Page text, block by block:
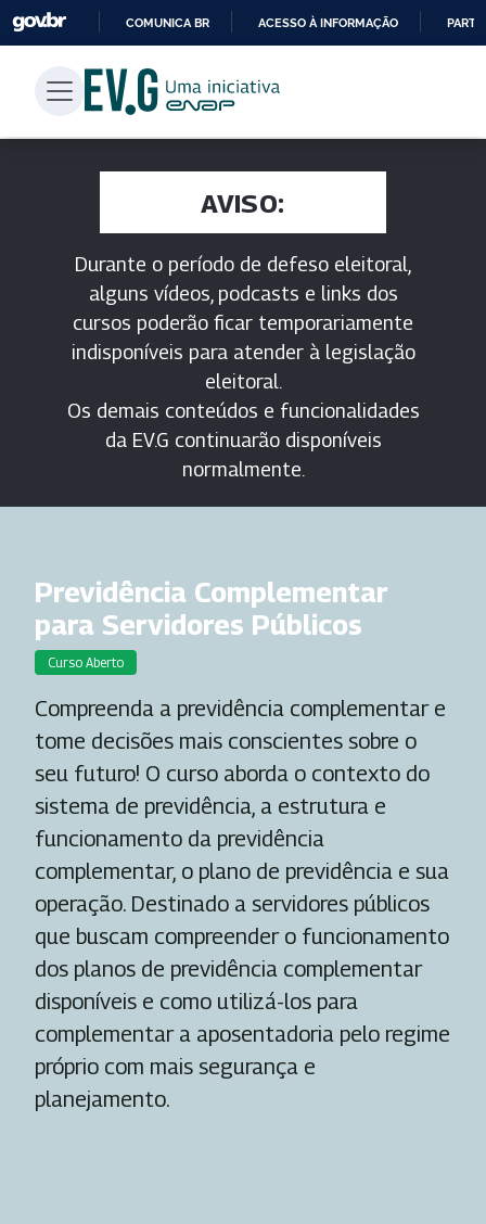
PARA
CONTEÚDO
COMUNICA BR ACESSO À INFORMAÇÃO
AVISO:
Durante o período de defeso eleitoral,
alguns vídeos, podcasts e links dos
cursos poderão ficar temporariamente
indisponíveis para atender à legislação
eleitoral.
Os demais conteúdos e funcionalidades
da EV.G continuarão disponíveis
normalmente.
Previdência Complementar
para Servidores Públicos
Curso Aberto
Compreenda a previdência complementar e
tome decisões mais conscientes sobre o
seu futuro! O curso aborda o contexto do
sistema de previdência, a estrutura e
funcionamento da previdência
complementar, o plano de previdência e sua
operação. Destinado a servidores públicos
que buscam compreender o funcionamento
dos planos de previdência complementar
disponíveis e como utilizá-los para
complementar a aposentadoria pelo regime
próprio com mais segurança e
planejamento.